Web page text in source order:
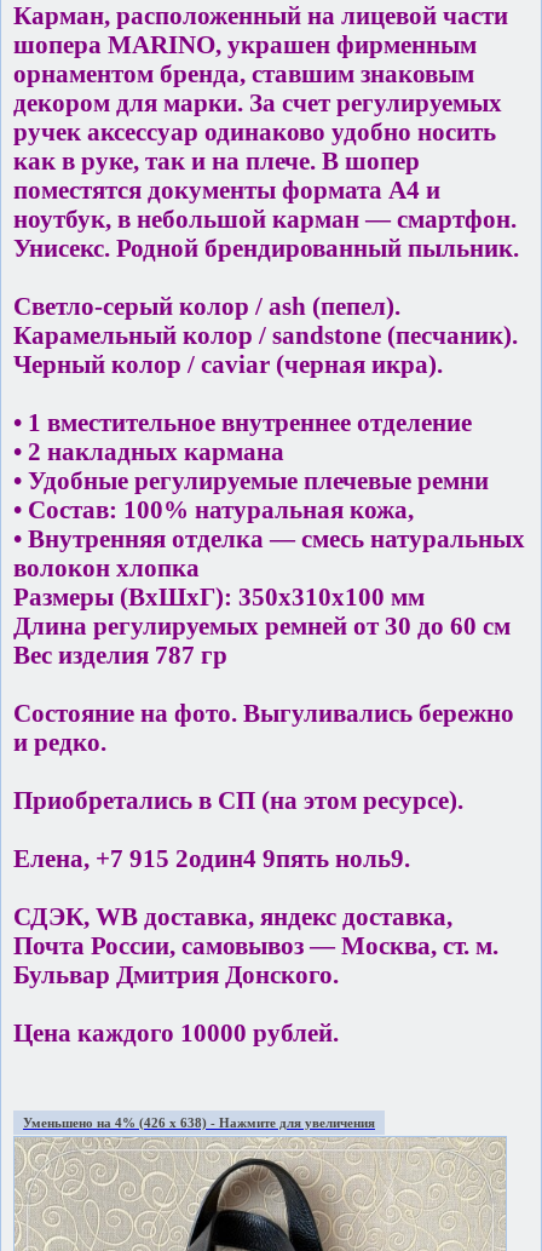
Карман, расположенный на лицевой части
шопера MARINO, украшен фирменным
орнаментом бренда, ставшим знаковым
декором для марки. За счет регулируемых
ручек аксессуар одинаково удобно носить
как в руке, так и на плече. В шопер
поместятся документы формата А4 и
ноутбук, в небольшой карман ― смартфон.
Унисекс. Родной брендированный пыльник.
Светло-серый колор / ash (пепел).
Карамельный колор / sandstone (песчаник).
Черный колор / caviar (черная икра).
• 1 вместительное внутреннее отделение
• 2 накладных кармана
• Удобные регулируемые плечевые ремни
• Состав: 100% натуральная кожа,
• Внутренняя отделка — смесь натуральных
волокон хлопка
Размеры (ВхШхГ): 350х310х100 мм
Длина регулируемых ремней от 30 до 60 см
Вес изделия 787 гр
Состояние на фото. Выгуливались бережно
и редко.
Приобретались в СП (на этом ресурсе).
Елена, +7 915 2один4 9пять ноль9.
СДЭК, WB доставка, яндекс доставка,
Почта России, самовывоз — Москва, ст. м.
Бульвар Дмитрия Донского.
Цена каждого 10000 рублей.
Уменьшено на 4% (426 x 638) - Нажмите для увеличения